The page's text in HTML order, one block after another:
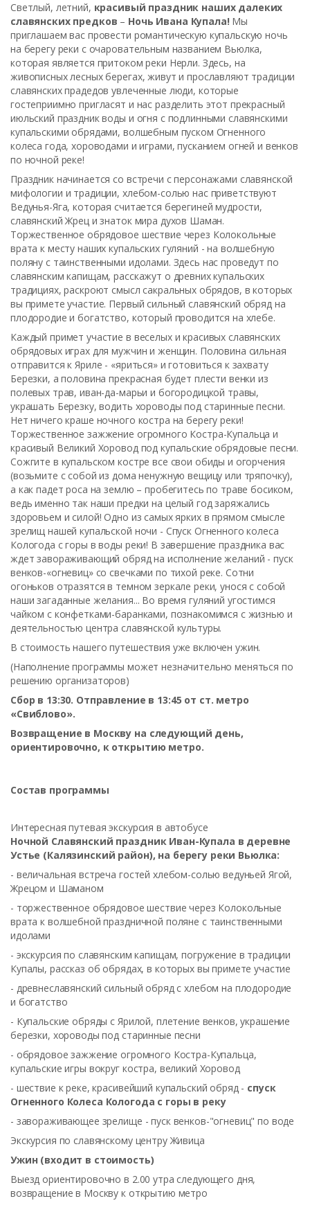
Светлый, летний, красивый праздник наших далеких
славянских предков – Ночь Ивана Купала! Мы
приглашаем вас провести романтическую купальскую ночь
на берегу реки с очаровательным названием Вьюлка,
которая является притоком реки Нерли. Здесь, на
живописных лесных берегах, живут и прославляют традиции
славянских прадедов увлеченные люди, которые
гостеприимно пригласят и нас разделить этот прекрасный
июльский праздник воды и огня с подлинными славянскими
купальскими обрядами, волшебным пуском Огненного
колеса года, хороводами и играми, пусканием огней и венков
по ночной реке!
Праздник начинается со встречи с персонажами славянской
мифологии и традиции, хлебом-солью нас приветствуют
Ведунья-Яга, которая считается берегиней мудрости,
славянский Жрец и знаток мира духов Шаман.
Торжественное обрядовое шествие через Колокольные
врата к месту наших купальских гуляний - на волшебную
поляну с таинственными идолами. Здесь нас проведут по
славянским капищам, расскажут о древних купальских
традициях, раскроют смысл сакральных обрядов, в которых
вы примете участие. Первый сильный славянский обряд на
плодородие и богатство, который проводится на хлебе.
Каждый примет участие в веселых и красивых славянских
обрядовых играх для мужчин и женщин. Половина сильная
отправится к Яриле - «яриться» и готовиться к захвату
Березки, а половина прекрасная будет плести венки из
полевых трав, иван-да-марьи и богородицкой травы,
украшать Березку, водить хороводы под старинные песни.
Нет ничего краше ночного костра на берегу реки!
Торжественное зажжение огромного Костра-Купальца и
красивый Великий Хоровод под купальские обрядовые песни.
Сожгите в купальском костре все свои обиды и огорчения
(возьмите с собой из дома ненужную вещицу или тряпочку),
а как падет роса на землю – пробегитесь по траве босиком,
ведь именно так наши предки на целый год заряжались
здоровьем и силой! Одно из самых ярких в прямом смысле
зрелищ нашей купальской ночи - Спуск Огненного колеса
Кологода с горы в воды реки! В завершение праздника вас
ждет завораживающий обряд на исполнение желаний - пуск
венков-«огневиц» со свечками по тихой реке. Сотни
огоньков отразятся в темном зеркале реки, унося с собой
наши загаданные желания... Во время гуляний угостимся
чайком с конфетками-баранками, познакомимся с жизнью и
деятельностью центра славянской культуры.
В стоимость нашего путешествия уже включен ужин.
(Наполнение программы может незначительно меняться по
решению организаторов)
Сбор в 13:30. Отправление в 13:45 от ст. метро
«Свиблово».
Возвращение в Москву на следующий день,
ориентировочно, к открытию метро.
Состав программы
Интересная путевая экскурсия в автобусе
Ночной Славянский праздник Иван-Купала в деревне
Устье (Калязинский район), на берегу реки Вьюлка:
- величальная встреча гостей хлебом-солью ведуньей Ягой,
Жрецом и Шаманом
- торжественное обрядовое шествие через Колокольные
врата к волшебной праздничной поляне с таинственными
идолами
- экскурсия по славянским капищам, погружение в традиции
Купалы, рассказ об обрядах, в которых вы примете участие
- древнеславянский сильный обряд с хлебом на плодородие
и богатство
- Купальские обряды с Ярилой, плетение венков, украшение
березки, хороводы под старинные песни
- обрядовое зажжение огромного Костра-Купальца,
купальские игры вокруг костра, великий Хоровод
- шествие к реке, красивейший купальский обряд - спуск
Огненного Колеса Кологода с горы в реку
- завораживающее зрелище - пуск венков-"огневиц" по воде
Экскурсия по славянскому центру Живица
Ужин (входит в стоимость)
Выезд ориентировочно в 2.00 утра следующего дня,
возвращение в Москву к открытию метро